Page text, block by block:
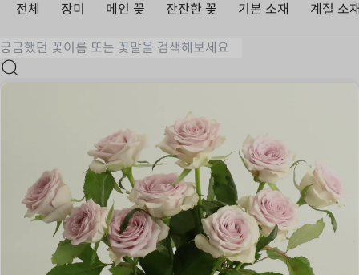
전체 장미 메인 꽃 잔잔한 꽃 기본 소재 계절 소